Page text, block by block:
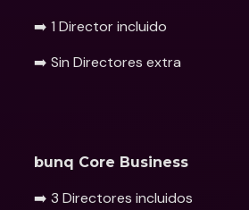
➡️ 1 Director incluido
➡️ Sin Directores extra
bunq Core Business
➡️ 3 Directores incluidos